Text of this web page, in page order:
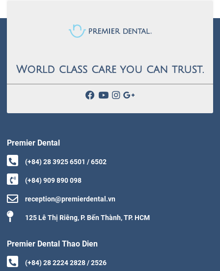
Premier Dental
(+84) 28 3925 6501 / 6502
(+84) 909 890 098
reception@premierdental.vn
125 Lê Thị Riêng, P. Bến Thành, TP. HCM
Premier Dental Thao Dien
(+84) 28 2224 2828 / 2526